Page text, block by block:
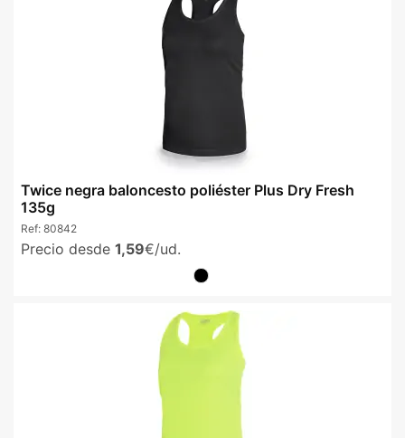
Twice negra baloncesto poliéster Plus Dry Fresh
135g
Ref: 80842
Precio desde 1,59€/ud.